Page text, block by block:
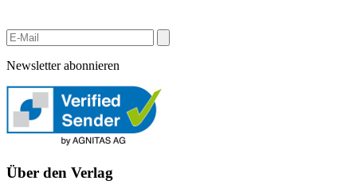
Newsletter abonnieren
Über den Verlag